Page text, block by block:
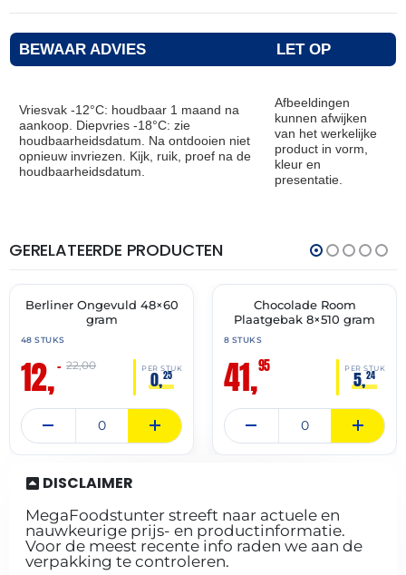
BEWAAR ADVIES LET OP
Vriesvak -12°C: houdbaar 1 maand na
aankoop. Diepvries -18°C: zie
houdbaarheidsdatum. Na ontdooien niet
opnieuw invriezen. Kijk, ruik, proef na de
houdbaarheidsdatum.
Afbeeldingen
kunnen afwijken
van het werkelijke
product in vorm,
kleur en
presentatie.
GERELATEERDE PRODUCTEN
🔥 OP=OP
THT:
30-
Berliner Ongevuld 48×60
gram
48 STUKS
12,– PER STUK
0,25
22,00
✓ VAST ASSORTIMENT
Chocolade Room
Plaatgebak 8×510 gram
8 STUKS
41,95 PER STUK
5,24
DISCLAIMER
MegaFoodstunter streeft naar actuele en
nauwkeurige prijs- en productinformatie.
Voor de meest recente info raden we aan de
verpakking te controleren.